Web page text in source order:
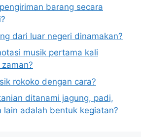
barang secara
dari luar negeri dinamakan?
musik pertama kali
rokoko dengan cara?
ditanami jagung, padi,
lain adalah bentuk kegiatan?